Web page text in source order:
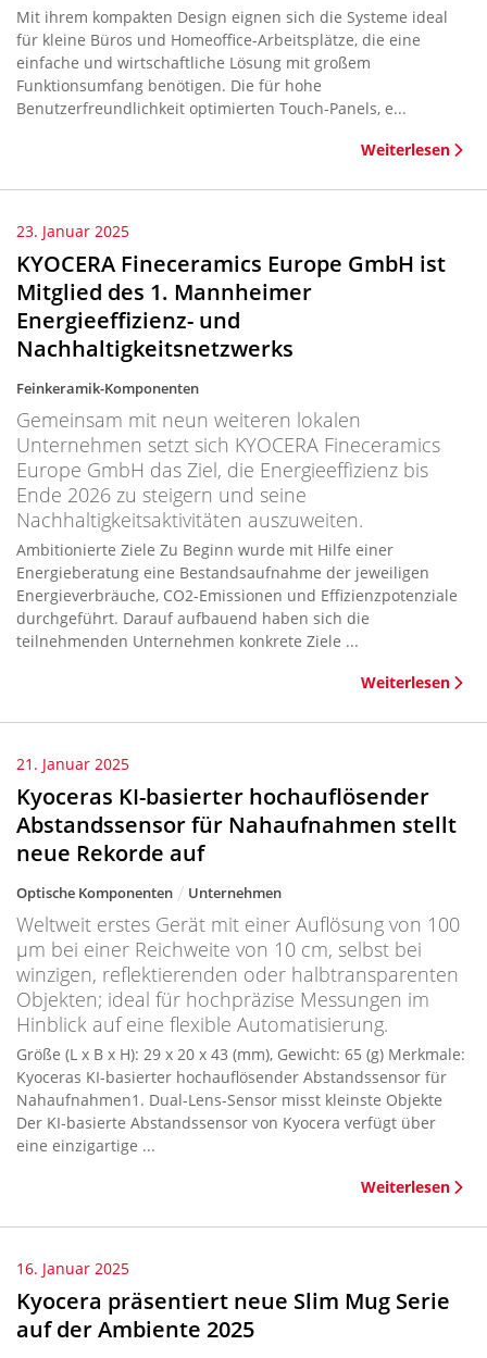
Mit ihrem kompakten Design eignen sich die Systeme ideal
für kleine Büros und Homeoffice-Arbeitsplätze, die eine
einfache und wirtschaftliche Lösung mit großem
Funktionsumfang benötigen. Die für hohe
Benutzerfreundlichkeit optimierten Touch-Panels, e...
Weiterlesen
23. Januar 2025
KYOCERA Fineceramics Europe GmbH ist
Mitglied des 1. Mannheimer
Energieeffizienz- und
Nachhaltigkeitsnetzwerks
Feinkeramik-Komponenten
Gemeinsam mit neun weiteren lokalen
Unternehmen setzt sich KYOCERA Fineceramics
Europe GmbH das Ziel, die Energieeffizienz bis
Ende 2026 zu steigern und seine
Nachhaltigkeitsaktivitäten auszuweiten.
Ambitionierte Ziele Zu Beginn wurde mit Hilfe einer
Energieberatung eine Bestandsaufnahme der jeweiligen
Energieverbräuche, CO2-Emissionen und Effizienzpotenziale
durchgeführt. Darauf aufbauend haben sich die
teilnehmenden Unternehmen konkrete Ziele ...
Weiterlesen
21. Januar 2025
Kyoceras KI-basierter hochauflösender
Abstandssensor für Nahaufnahmen stellt
neue Rekorde auf
Optische Komponenten Unternehmen
Weltweit erstes Gerät mit einer Auflösung von 100
µm bei einer Reichweite von 10 cm, selbst bei
winzigen, reflektierenden oder halbtransparenten
Objekten; ideal für hochpräzise Messungen im
Hinblick auf eine flexible Automatisierung.
Größe (L x B x H): 29 x 20 x 43 (mm), Gewicht: 65 (g) Merkmale:
Kyoceras KI-basierter hochauflösender Abstandssensor für
Nahaufnahmen1. Dual-Lens-Sensor misst kleinste Objekte
Der KI-basierte Abstandssensor von Kyocera verfügt über
eine einzigartige ...
Weiterlesen
16. Januar 2025
Kyocera präsentiert neue Slim Mug Serie
auf der Ambiente 2025